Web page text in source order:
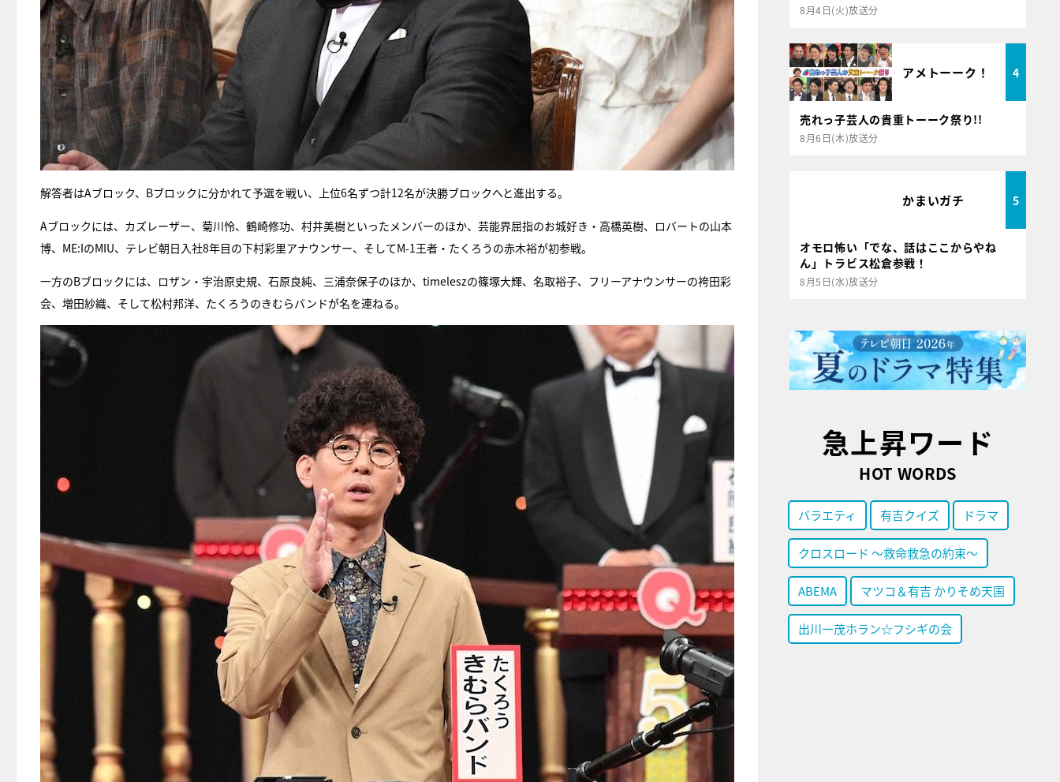
解答者はAブロック、Bブロックに分かれて予選を戦い、上位6名ずつ計12名が決勝ブロックへと進出する。
Aブロックには、カズレーザー、菊川怜、鶴崎修功、村井美樹といったメンバーのほか、芸能界屈指のお城好き・高橋英樹、ロバートの山本
博、ME:IのMIU、テレビ朝日入社8年目の下村彩里アナウンサー、そしてM-1王者・たくろうの赤木裕が初参戦。
一方のBブロックには、ロザン・宇治原史規、石原良純、三浦奈保子のほか、timeleszの篠塚大輝、名取裕子、フリーアナウンサーの袴田彩
会、増田紗織、そして松村邦洋、たくろうのきむらバンドが名を連ねる。
8月4日(火)放送分
アメトーーク！ 4
売れっ子芸人の貴重トーーク祭り!!
8月6日(木)放送分
かまいガチ 5
オモロ怖い「でな、話はここからやね
ん」トラビス松倉参戦！
8月5日(水)放送分
急上昇ワード
HOT WORDS
バラエティ 有吉クイズ ドラマ
クロスロード ～救命救急の約束～
ABEMA マツコ＆有吉 かりそめ天国
出川一茂ホラン☆フシギの会